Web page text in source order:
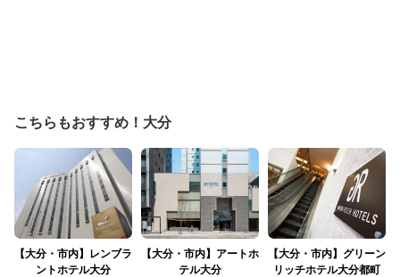
こちらもおすすめ！大分
【大分・市内】レンブラ
ントホテル大分
【大分・市内】アートホ
テル大分
【大分・市内】グリーン
リッチホテル大分都町